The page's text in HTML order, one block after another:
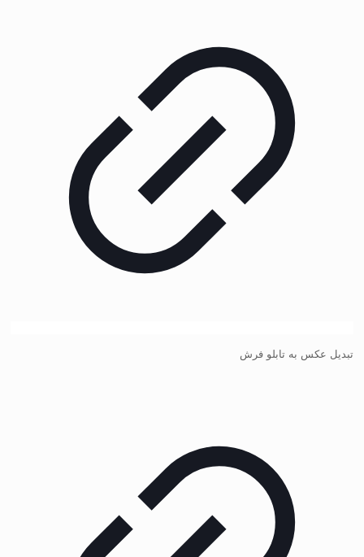
تبدیل عکس به تابلو فرش